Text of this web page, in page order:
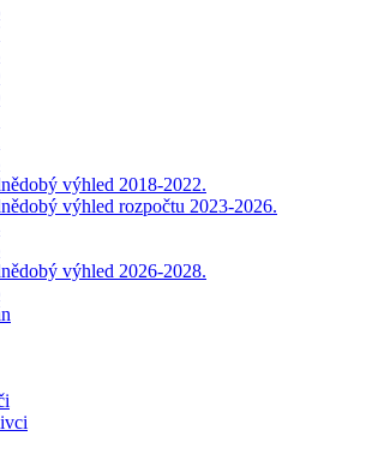
výhled 2018-2022.
výhled rozpočtu 2023-2026.
výhled 2026-2028.